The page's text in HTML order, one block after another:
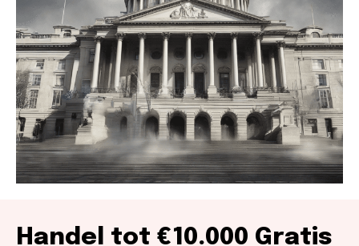
Handel tot €10.000 Gratis